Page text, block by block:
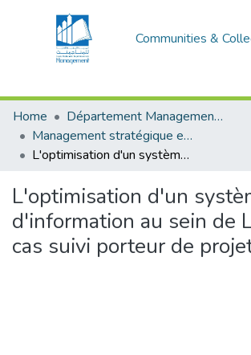
Communities &
Home
Département Management stratégique et système
Management stratégique et système d’information (MSSI)
L'optimisation d'un système d'information au sein de L'ANSEJ: cas suivi porteur de projet
L'optimisation d'un
d'information au sein de
cas suivi porteur de